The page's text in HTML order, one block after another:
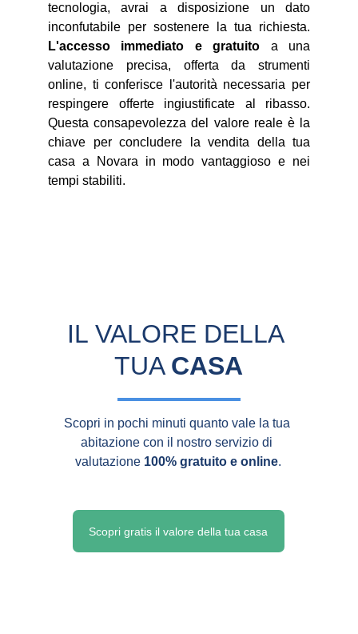
tecnologia, avrai a disposizione un dato
inconfutabile per sostenere la tua richiesta.
L'accesso immediato e gratuito a una
valutazione precisa, offerta da strumenti
online, ti conferisce l'autorità necessaria per
respingere offerte ingiustificate al ribasso.
Questa consapevolezza del valore reale è la
chiave per concludere la vendita della tua
casa a Novara in modo vantaggioso e nei
tempi stabiliti.
IL VALORE DELLA
TUA CASA
Scopri gratis il valore della tua casa
Scopri in pochi minuti quanto vale la tua
abitazione con il nostro servizio di
valutazione 100% gratuito e online.